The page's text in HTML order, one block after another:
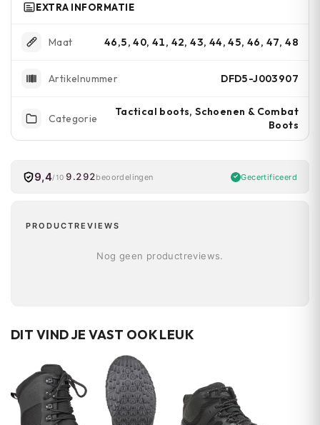
EXTRA INFORMATIE
Maat 46,5, 40, 41, 42, 43, 44, 45, 46, 47, 48
Artikelnummer DFD5-J003907
Categorie
Tactical boots, Schoenen & Combat
Boots
9,4/10 9.292beoordelingen Gecertificeerd
PRODUCTREVIEWS
Nog geen productreviews.
DIT VIND JE VAST OOK LEUK